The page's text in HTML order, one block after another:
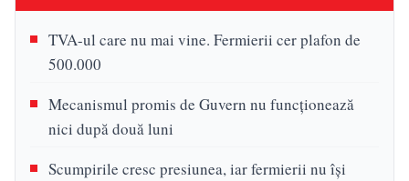
TVA-ul care nu mai vine. Fermierii cer plafon de
500.000
Mecanismul promis de Guvern nu funcționează
nici după două luni
Scumpirile cresc presiunea, iar fermierii nu își